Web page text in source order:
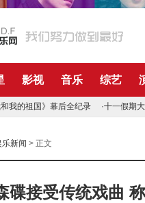
影视 音乐 综艺
和我的祖国》幕后全纪录 ·十一假期
乐新闻 > 正文
碟接受传统戏曲